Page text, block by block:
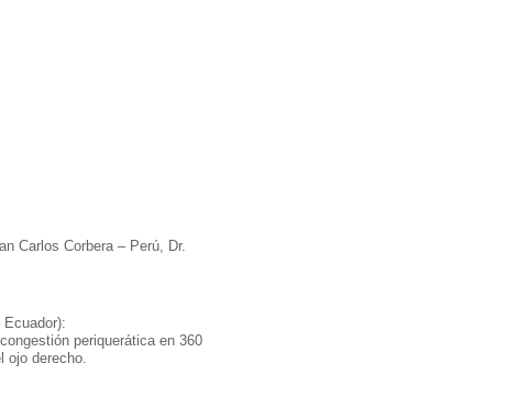
Carlos Corbera – Perú, Dr.
periquerática en 360
ojo derecho.